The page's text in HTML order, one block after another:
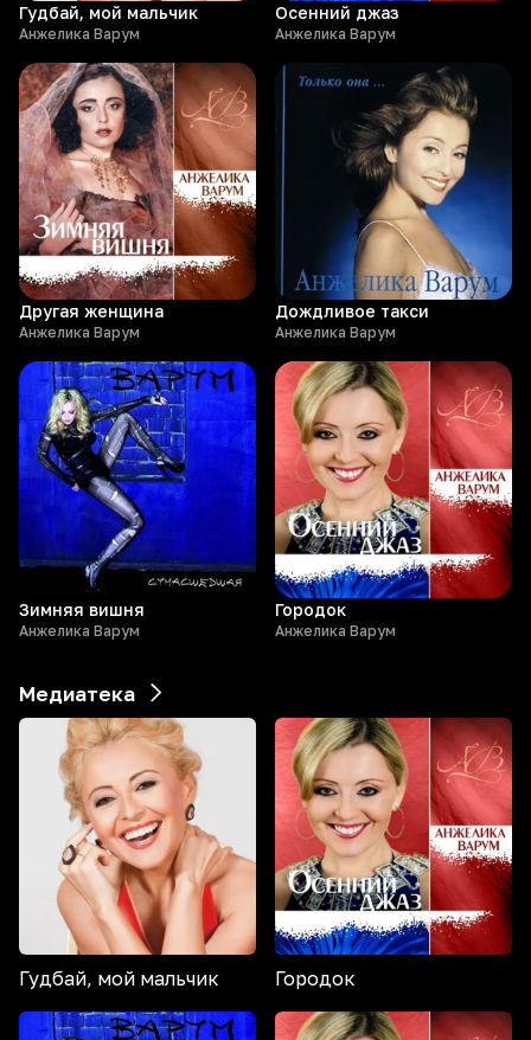
Гудбай, мой мальчик
Анжелика Варум
Осенний джаз
Анжелика Варум
Другая женщина
Анжелика Варум
Дождливое такси
Анжелика Варум
Зимняя вишня
Анжелика Варум
Городок
Анжелика Варум
Медиатека
Гудбай, мой мальчик Городок